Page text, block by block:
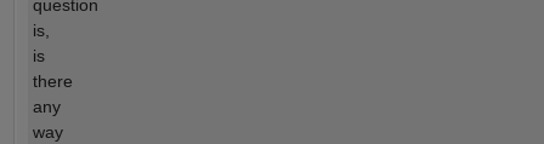
question
is,
is
there
any
way